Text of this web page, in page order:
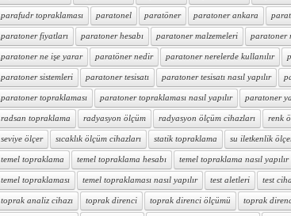
parafudr topraklaması paratonel paratöner paratoner ankara
paratoner fiyatları paratoner hesabı paratoner malzemeleri paratoner
paratoner ne işe yarar paratöner nedir paratoner nerelerde kullanılır
paratoner sistemleri paratoner tesisatı paratoner tesisatı nasıl yapılır
paratoner topraklaması paratoner topraklaması nasıl yapılır paratoner
radsan topraklama radyasyon ölçüm radyasyon ölçüm cihazları renk
seviye ölçer sıcaklık ölçüm cihazları statik topraklama su iletkenlik
temel topraklama temel topraklama hesabı temel topraklama nasıl yapılır
temel topraklaması temel topraklaması nasıl yapılır test aletleri test
toprak analiz cihazı toprak direnci toprak direnci ölçümü toprak